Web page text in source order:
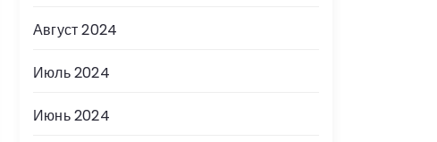
Август 2024
Июль 2024
Июнь 2024